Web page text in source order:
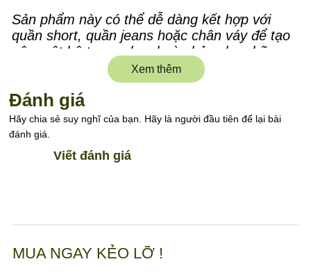
Xem thêm
Sản phẩm này có thể dễ dàng kết hợp với
quần short, quần jeans hoặc chân váy để tạo
nên một bộ trang phục hoàn hảo cho những
buổi dạo phố hoặc đi chơi nhẹ nhàng.
Chất liệu cotton là một trong những loại vải
phổ biến và được ưa chuộng nhất nhờ vào độ
bền và sự thoải mái. Đây là lựa chọn hoàn hảo
cho những ai yêu thích sự đơn giản nhưng
vẫn muốn giữ phong cách.
trang bền vững.
Đánh giá
Hãy chia sẻ suy nghĩ của bạn. Hãy là người đầu tiên để lại bài
đánh giá.
Viết đánh giá
MUA NGAY KẺO LỠ !